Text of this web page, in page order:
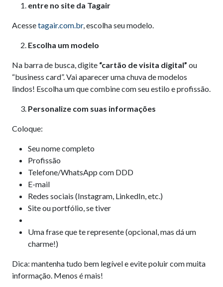
entre no site da Tagair
Acessetagair.com.br, escolha seu modelo.
Escolha um modelo
Na barra de busca, digite “cartão de visita digital” ou
“business card”. Vai aparecer uma chuva de modelos
lindos! Escolha um que combine com seu estilo e profissão.
Personalize com suas informações
Coloque:
Seu nome completo
Profissão
Telefone/WhatsApp com DDD
E-mail
Redes sociais (Instagram, LinkedIn, etc.)
Site ou portfólio, se tiver
Uma frase que te represente (opcional, mas dá um
charme!)
Dica: mantenha tudo bem legível e evite poluir com muita
informação. Menos é mais!